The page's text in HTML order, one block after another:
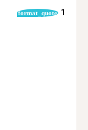
format_quote 1